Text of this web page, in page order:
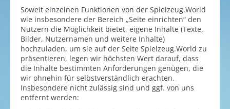
Soweit einzelnen Funktionen von der Spielzeug.World
wie insbesondere der Bereich „Seite einrichten“ den
Nutzern die Möglichkeit bietet, eigene Inhalte (Texte,
Bilder, Nutzernamen und weitere Inhalte)
hochzuladen, um sie auf der Seite Spielzeug.World zu
präsentieren, legen wir höchsten Wert darauf, dass
die Inhalte bestimmten Anforderungen genügen, die
wir ohnehin für selbstverständlich erachten.
Insbesondere nicht zulässig sind und ggf. von uns
entfernt werden: